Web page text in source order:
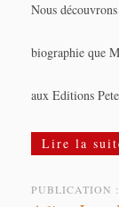
Nous
biographie que
aux Editions
Lire la
PUBLICATION